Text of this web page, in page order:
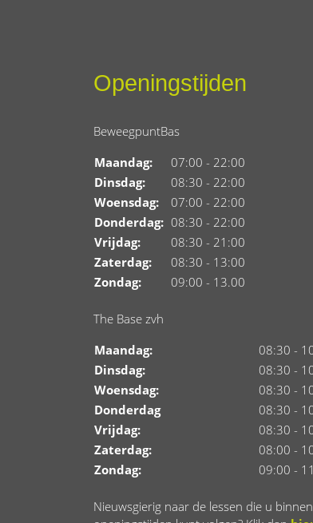
Openingstijden
BeweegpuntBas
Maandag:
07:00 - 22:00
Dinsdag:
08:30 - 22:00
Woensdag:
07:00 - 22:00
Donderdag: 08:30 - 22:00
Vrijdag:
08:30 - 21:00
Zaterdag:
08:30 - 13:00
Zondag:
09:00 - 13.00
The Base zvh
Maandag:
08:30 -
Dinsdag:
08:30 -
Woensdag:
08:30 -
Donderdag
08:30 -
Vrijdag:
08:30 -
Zaterdag:
08:00 -
Zondag:
09:00 -
Nieuwsgierig naar de lessen die u